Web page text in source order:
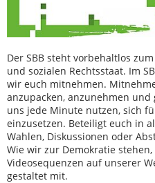
Der SBB steht vorbehaltlos
und sozialen Rechtsstaat. Im
wir euch mitnehmen.
anzupacken, anzunehmen
uns jede Minute nutzen, sich
einzusetzen. Beteiligt euch in
Wahlen, Diskussionen oder
Wie wir zur Demokratie
Videosequenzen auf unserer
gestaltet mit.